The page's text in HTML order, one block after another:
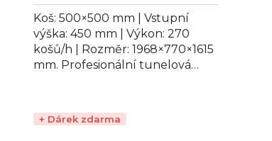
Koš: 500×500 mm | Vstupní
výška: 450 mm | Výkon: 270
košů/h | Rozměr: 1968×770×1615
mm. Profesionální tunelová
+ Dárek zdarma